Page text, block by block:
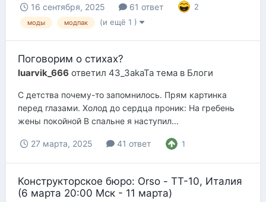
16 сентября, 2025 61 ответ 2
моды модпак (и ещё 1 )
Поговорим о стихах?
luarvik_666 ответил 43_3akaTa тема в Блоги
С детства почему-то запомнилось. Прям картинка
перед глазами. Холод до сердца проник: На гребень
жены покойной В спальне я наступил...
27 марта, 2025 41 ответ 1
Конструкторское бюро: Orso - ТТ-10, Италия
(6 марта 20:00 Мск - 11 марта)